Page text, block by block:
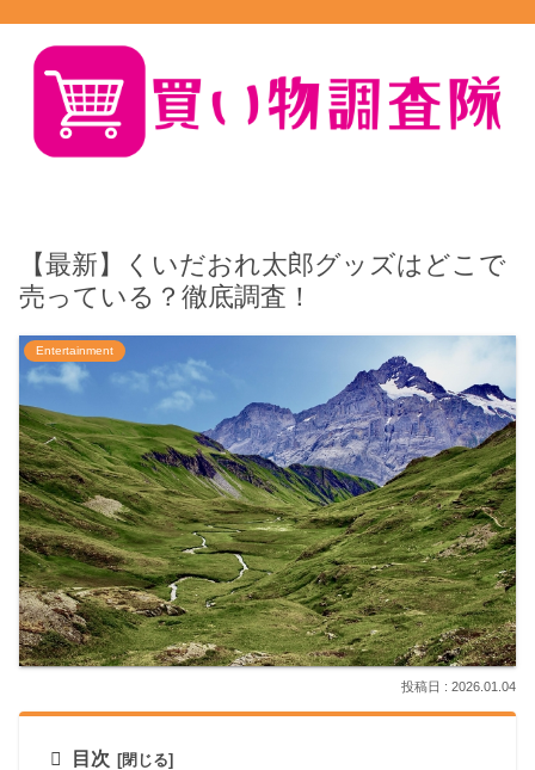
【最新】くいだおれ太郎グッズはどこで
売っている？徹底調査！
Entertainment
2026.01.04
目次